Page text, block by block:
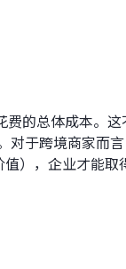
的总体成本。
于跨境商家而
），企业才能取